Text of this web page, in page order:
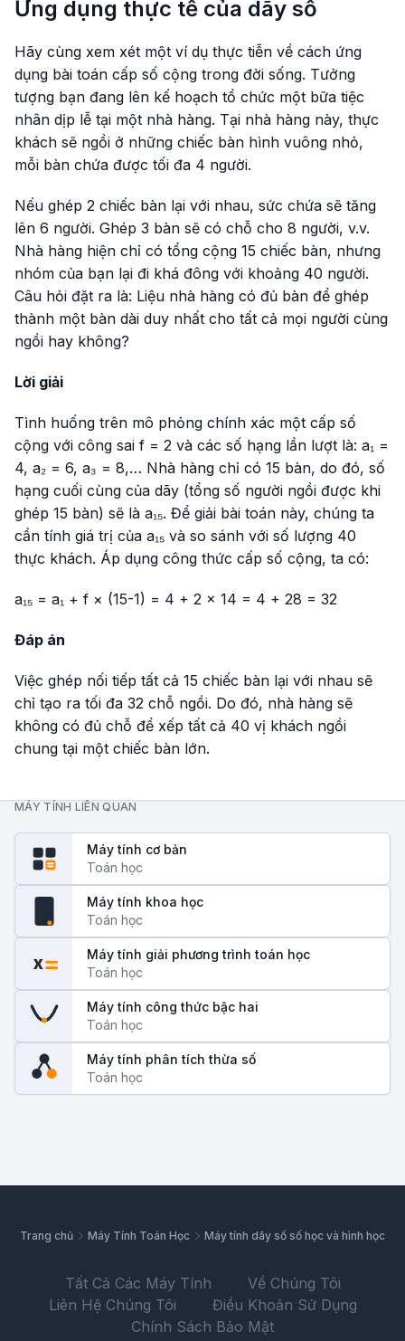
Ứng dụng thực tế của dãy số
Hãy cùng xem xét một ví dụ thực tiễn về cách ứng
dụng bài toán cấp số cộng trong đời sống. Tưởng
tượng bạn đang lên kế hoạch tổ chức một bữa tiệc
nhân dịp lễ tại một nhà hàng. Tại nhà hàng này, thực
khách sẽ ngồi ở những chiếc bàn hình vuông nhỏ,
mỗi bàn chứa được tối đa 4 người.
Nếu ghép 2 chiếc bàn lại với nhau, sức chứa sẽ tăng
lên 6 người. Ghép 3 bàn sẽ có chỗ cho 8 người, v.v.
Nhà hàng hiện chỉ có tổng cộng 15 chiếc bàn, nhưng
nhóm của bạn lại đi khá đông với khoảng 40 người.
Câu hỏi đặt ra là: Liệu nhà hàng có đủ bàn để ghép
thành một bàn dài duy nhất cho tất cả mọi người cùng
ngồi hay không?
Lời giải
Tình huống trên mô phỏng chính xác một cấp số
cộng với công sai f = 2 và các số hạng lần lượt là: a₁ =
4, a₂ = 6, a₃ = 8,… Nhà hàng chỉ có 15 bàn, do đó, số
hạng cuối cùng của dãy (tổng số người ngồi được khi
ghép 15 bàn) sẽ là a₁₅. Để giải bài toán này, chúng ta
cần tính giá trị của a₁₅ và so sánh với số lượng 40
thực khách. Áp dụng công thức cấp số cộng, ta có:
a₁₅ = a₁ + f × (15-1) = 4 + 2 × 14 = 4 + 28 = 32
Đáp án
Việc ghép nối tiếp tất cả 15 chiếc bàn lại với nhau sẽ
chỉ tạo ra tối đa 32 chỗ ngồi. Do đó, nhà hàng sẽ
không có đủ chỗ để xếp tất cả 40 vị khách ngồi
chung tại một chiếc bàn lớn.
MÁY TÍNH LIÊN QUAN
Máy tính cơ bản
Toán học
Máy tính khoa học
Toán học
x
Máy tính giải phương trình toán học
Toán học
Máy tính công thức bậc hai
Toán học
Máy tính phân tích thừa số
Toán học
Trang chủ Máy Tính Toán Học Máy tính dãy số số học và hình học
Tất Cả Các Máy Tính
Về Chúng Tôi
Liên Hệ Chúng Tôi
Điều Khoản Sử Dụng
Chính Sách Bảo Mật